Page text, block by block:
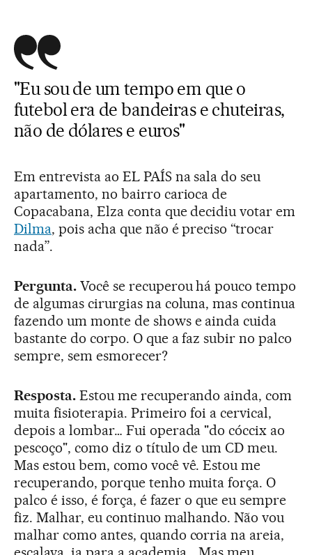
"Eu sou de um tempo em que o
futebol era de bandeiras e chuteiras,
não de dólares e euros"
Em entrevista ao EL PAÍS na sala do seu
apartamento, no bairro carioca de
Copacabana, Elza conta que decidiu votar em
Dilma, pois acha que não é preciso “trocar
nada”.
Pergunta. Você se recuperou há pouco tempo
de algumas cirurgias na coluna, mas continua
fazendo um monte de shows e ainda cuida
bastante do corpo. O que a faz subir no palco
sempre, sem esmorecer?
Resposta. Estou me recuperando ainda, com
muita fisioterapia. Primeiro foi a cervical,
depois a lombar… Fui operada "do cóccix ao
pescoço", como diz o título de um CD meu.
Mas estou bem, como você vê. Estou me
recuperando, porque tenho muita força. O
palco é isso, é força, é fazer o que eu sempre
fiz. Malhar, eu continuo malhando. Não vou
malhar como antes, quando corria na areia,